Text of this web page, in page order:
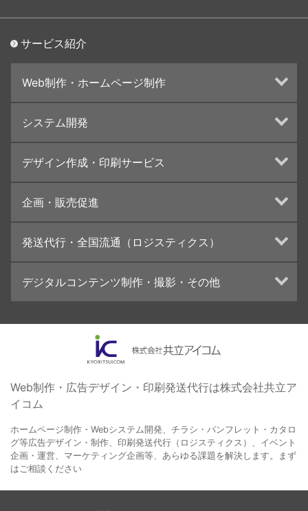
サービス紹介
Web制作・ホームページ制作
ランディングページ制作
Web分析・改善・コンサルティング
インターネット広告代行
UI・UXデザイン設計
システム開発
デザイン作成・印刷サービス
カタログデザインの制作・印刷
冊子/パンフレットのデザイン制作・印刷
学校・会社案内パンフレット制作・印刷
高精細印刷（スブリマ印刷）
社内報
名刺
一般印刷 （オンデマンド・オフセット）
ユニバーサル・コミュニケーション・デザイン
企画・販売促進
ブランディング戦略
イベント運営
コンテンツ制作
周年事業
採用プロモーション
発送代行・全国流通（ロジスティクス）
デジタルコンテンツ制作・撮影・その他
イラスト・キャラクター制作
ロゴデザイン・CI設計
コピー・ライティング
電子ブック制作
自社メディア
Web制作・広告デザイン・印刷発送代行は株式会社共立ア
イコム
ホームページ制作・Webシステム開発、チラシ・パンフレット・カタロ
グ等広告デザイン・制作、印刷発送代行（ロジスティクス）、イベント
企画・運営、マーケティング企画等、あらゆる課題を解決します。まず
はご相談ください